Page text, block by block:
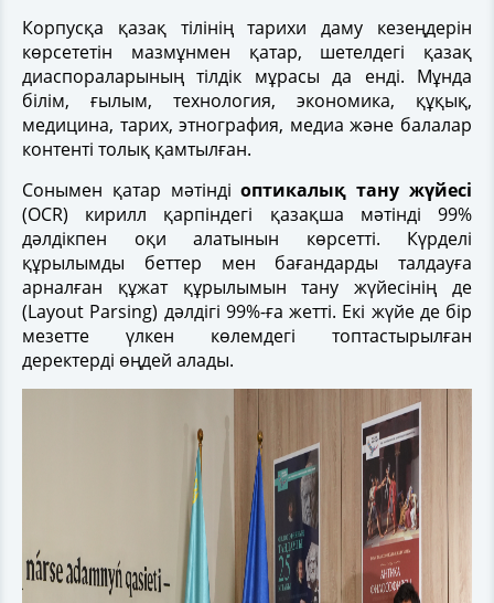
Корпусқа қазақ тілінің тарихи даму кезеңдерін
көрсететін мазмұнмен қатар, шетелдегі қазақ
диаспораларының тілдік мұрасы да енді. Мұнда
білім, ғылым, технология, экономика, құқық,
медицина, тарих, этнография, медиа және балалар
контенті толық қамтылған.
Сонымен қатар мәтіндіоптикалық тану жүйесі
(OCR) кирилл қарпіндегі қазақша мәтінді 99%
дәлдікпен оқи алатынын көрсетті. Күрделі
құрылымды беттер мен бағандарды талдауға
арналған құжат құрылымын тану жүйесінің де
(Layout Parsing) дәлдігі 99%-ға жетті. Екі жүйе де бір
мезетте үлкен көлемдегі топтастырылған
деректерді өңдей алады.